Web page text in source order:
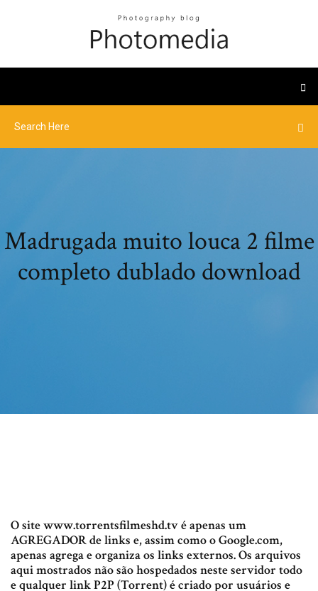
Madrugada muito louca 2 filme
completo dublado download
O site www.torrentsfilmeshd.tv é apenas um
AGREGADOR de links e, assim como o Google.com,
apenas agrega e organiza os links externos. Os arquivos
aqui mostrados não são hospedados neste servidor todo
e qualquer link P2P (Torrent) é criado por usuários e